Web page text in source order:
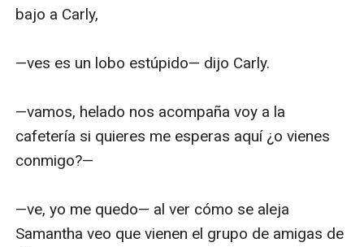
bajo a Carly,
—ves es un lobo estúpido— dijo Carly.
—vamos, helado nos acompaña voy a la
cafetería si quieres me esperas aquí ¿o vienes
conmigo?—
—ve, yo me quedo— al ver cómo se aleja
Samantha veo que vienen el grupo de amigas de